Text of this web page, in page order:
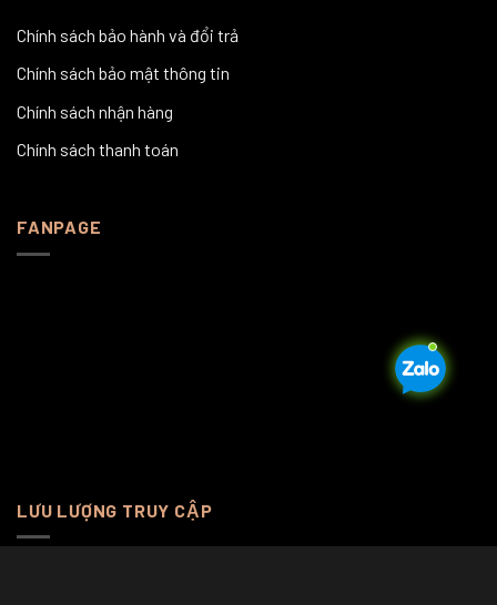
Chính sách bảo hành và đổi trả
Chính sách bảo mật thông tin
Chính sách nhận hàng
Chính sách thanh toán
FANPAGE
LƯU LƯỢNG TRUY CẬP